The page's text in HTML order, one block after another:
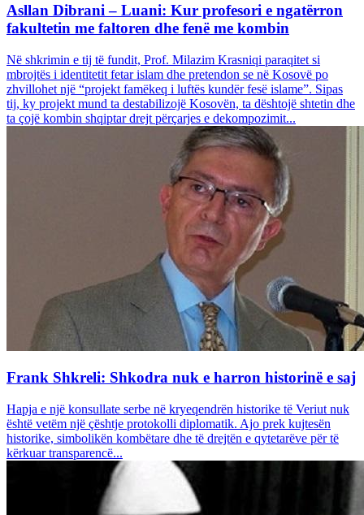
Asllan Dibrani – Luani: Kur profesori e ngatërron
fakultetin me faltoren dhe fenë me kombin
Në shkrimin e tij të fundit, Prof. Milazim Krasniqi paraqitet si
mbrojtës i identitetit fetar islam dhe pretendon se në Kosovë po
zhvillohet një “projekt famëkeq i luftës kundër fesë islame”. Sipas
tij, ky projekt mund ta destabilizojë Kosovën, ta dështojë shtetin dhe
ta çojë kombin shqiptar drejt përçarjes e dekompozimit...
Frank Shkreli: Shkodra nuk e harron historinë e saj
Hapja e një konsullate serbe në kryeqendrën historike të Veriut nuk
është vetëm një çështje protokolli diplomatik. Ajo prek kujtesën
historike, simbolikën kombëtare dhe të drejtën e qytetarëve për të
kërkuar transparencë...